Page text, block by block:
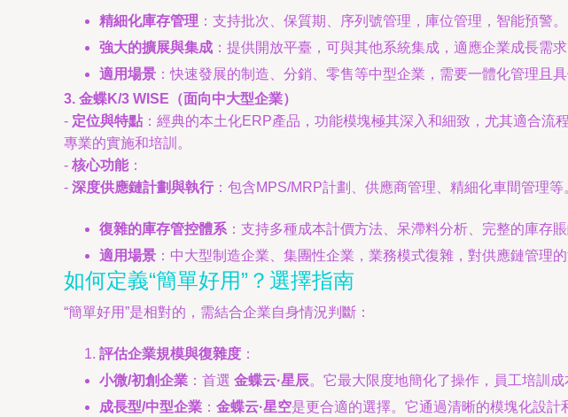
精細化庫存管理 ：支持批次、保質期、序列號管理，庫位管理，智能預警。
強大的擴展與集成 ：提供開放平臺，可與其他系統集成，適應企業成長需求
適用場景 ：快速發展的制造、分銷、零售等中型企業，需要一體化管理且
3. 金蝶K/3 WISE（面向中大型企業）
- 定位與特點 ：經典的本土化ERP產品，功能模塊極其深入和細致，尤其適合流
專業的實施和培訓。
- 核心功能：
- 深度供應鏈計劃與執行：包含MPS/MRP計劃、供應商管理、精細化車間管理等
復雜的庫存管控體系 ：支持多種成本計價方法、呆滯料分析、完整的庫存賬
適用場景 ：中大型制造企業、集團性企業，業務模式復雜，對供應鏈管理
如何定義“簡單好用”？選擇指南
“簡單好用”是相對的，需結合企業自身情況判斷：
評估企業規模與復雜度 ：
小微/初創企業 ：首選 金蝶云·星辰。它最大限度地簡化了操作，員工培訓
成長型/中型企業 ： 金蝶云·星空是更合適的選擇。它通過清晰的模塊化設計